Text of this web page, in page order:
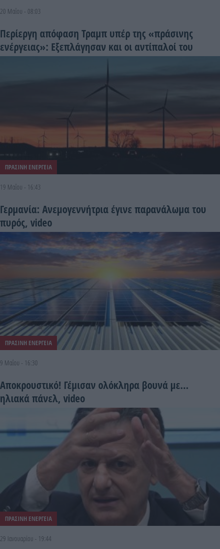
20 Μαΐου - 08:03
Περίεργη απόφαση Τραμπ υπέρ της «πράσινης
ενέργειας»: Εξεπλάγησαν και οι αντίπαλοί του
ΠΡΑΣΙΝΗ ΕΝΕΡΓΕΙΑ
19 Μαΐου - 16:43
Γερμανία: Ανεμογεννήτρια έγινε παρανάλωμα του
πυρός, video
ΠΡΑΣΙΝΗ ΕΝΕΡΓΕΙΑ
9 Μαΐου - 16:30
Αποκρουστικό! Γέμισαν ολόκληρα βουνά με…
ηλιακά πάνελ, video
ΠΡΑΣΙΝΗ ΕΝΕΡΓΕΙΑ
29 Ιανουαρίου - 19:44